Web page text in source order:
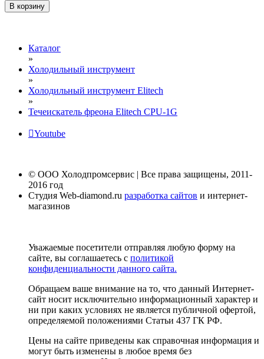
В корзину
Каталог
»
Холодильный инструмент
»
Холодильный инструмент Elitech
»
Течеискатель фреона Elitech CPU-1G
Youtube
© ООО Холодпромсервис | Все права защищены, 2011-
2016 год
Студия Web-diamond.ru разработка сайтов и интернет-
магазинов
Уважаемые посетители отправляя любую форму на
сайте, вы соглашаетесь с политикой
конфиденциальности данного сайта.
Обращаем ваше внимание на то, что данный Интернет-
сайт носит исключительно информационный характер и
ни при каких условиях не является публичной офертой,
определяемой положениями Статьи 437 ГК РФ.
Цены на сайте приведены как справочная информация и
могут быть изменены в любое время без